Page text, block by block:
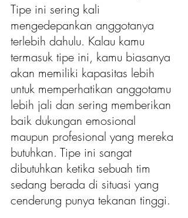
Tipe ini sering kali
mengedepankan anggotanya
terlebih dahulu. Kalau kamu
termasuk tipe ini, kamu biasanya
akan memiliki kapasitas lebih
untuk memperhatikan anggotamu
lebih jali dan sering memberikan
baik dukungan emosional
maupun profesional yang mereka
butuhkan. Tipe ini sangat
dibutuhkan ketika sebuah tim
sedang berada di situasi yang
cenderung punya tekanan tinggi.